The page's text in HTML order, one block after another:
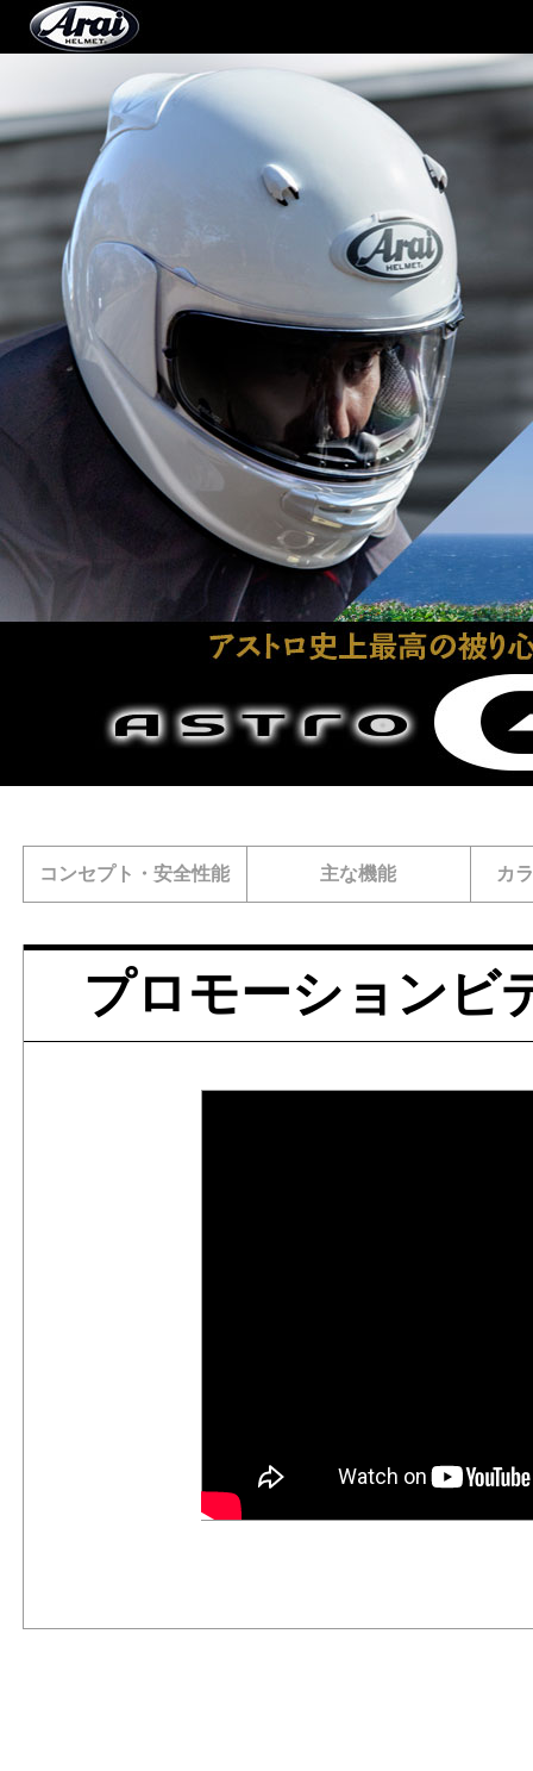
コンセプト・安全性能 主な機能 カ
プロモーションビ